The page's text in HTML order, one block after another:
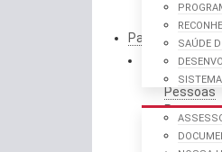
SAÚDE
Para Servidores
Webmail
Pro-
Pessoas